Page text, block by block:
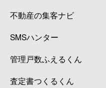
不動産の集客ナビ
SMSハンター
管理戸数ふえるくん
査定書つくるくん